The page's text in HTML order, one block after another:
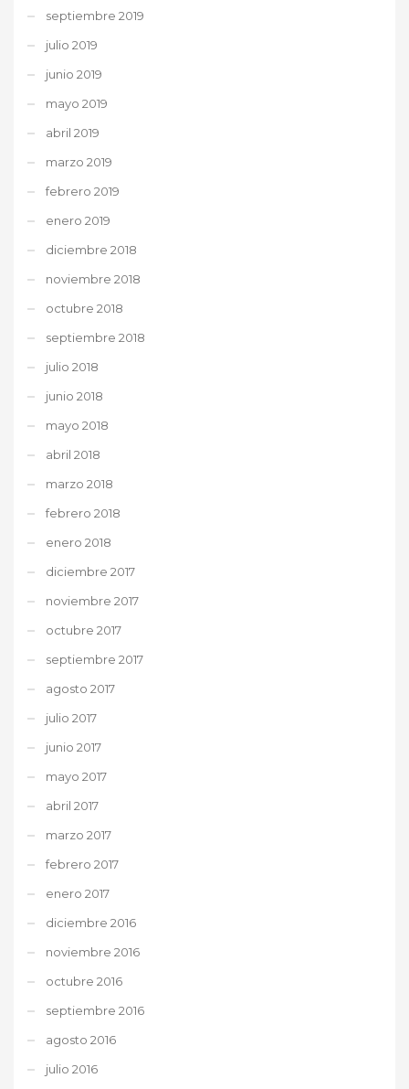
septiembre 2019
julio 2019
junio 2019
mayo 2019
abril 2019
marzo 2019
febrero 2019
enero 2019
diciembre 2018
noviembre 2018
octubre 2018
septiembre 2018
julio 2018
junio 2018
mayo 2018
abril 2018
marzo 2018
febrero 2018
enero 2018
diciembre 2017
noviembre 2017
octubre 2017
septiembre 2017
agosto 2017
julio 2017
junio 2017
mayo 2017
abril 2017
marzo 2017
febrero 2017
enero 2017
diciembre 2016
noviembre 2016
octubre 2016
septiembre 2016
agosto 2016
julio 2016